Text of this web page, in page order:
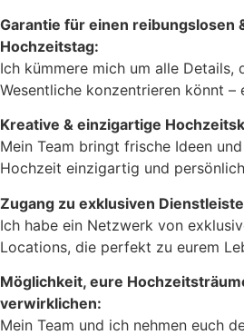
Garantie für einen reibungslosen
Hochzeitstag:
Ich kümmere mich um alle Details,
Wesentliche konzentrieren könnt –
Kreative & einzigartige
Mein Team bringt frische Ideen
Hochzeit einzigartig und
Zugang zu exklusiven
Ich habe ein Netzwerk von
Locations, die perfekt zu eurem
Möglichkeit, eure
verwirklichen:
Mein Team und ich nehmen euch